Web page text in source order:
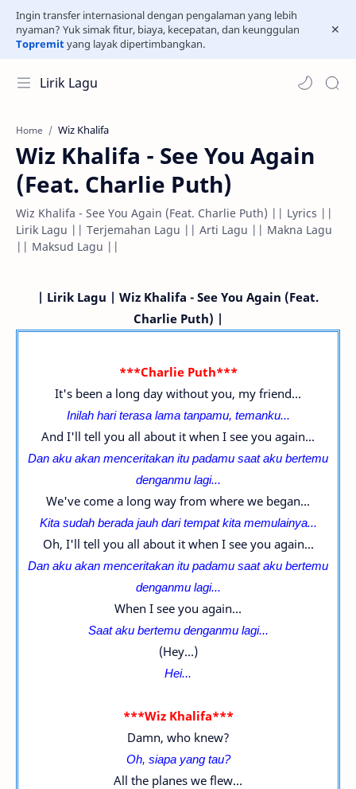
Ingin transfer internasional dengan pengalaman yang lebih
nyaman? Yuk simak fitur, biaya, kecepatan, dan keunggulan
Topremityang layak dipertimbangkan.
Lirik Lagu
Home Wiz Khalifa
Wiz Khalifa - See You Again
(Feat. Charlie Puth)
Wiz Khalifa - See You Again (Feat. Charlie Puth) || Lyrics ||
Lirik Lagu || Terjemahan Lagu || Arti Lagu || Makna Lagu
|| Maksud Lagu ||
| Lirik Lagu | Wiz Khalifa - See You Again (Feat.
Charlie Puth) |
***Charlie Puth***
It's been a long day without you, my friend...
Inilah hari terasa lama tanpamu, temanku...
And I'll tell you all about it when I see you again...
Dan aku akan menceritakan itu padamu saat aku bertemu
denganmu lagi...
We've come a long way from where we began...
Kita sudah berada jauh dari tempat kita memulainya...
Oh, I'll tell you all about it when I see you again...
Dan aku akan menceritakan itu padamu saat aku bertemu
denganmu lagi...
When I see you again...
Saat aku bertemu denganmu lagi...
(Hey...)
Hei...
***Wiz Khalifa***
Damn, who knew?
Oh, siapa yang tau?
All the planes we flew...